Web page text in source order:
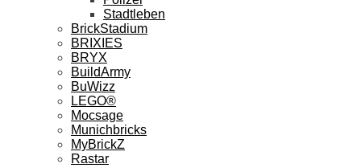
Stadtleben
BrickStadium
BRIXIES
BRYX
BuildArmy
BuWizz
LEGO®
Mocsage
Munichbricks
MyBrickZ
Rastar